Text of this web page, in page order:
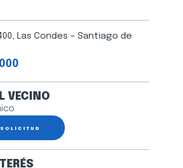
Las Condes – Santiago de
VECINO